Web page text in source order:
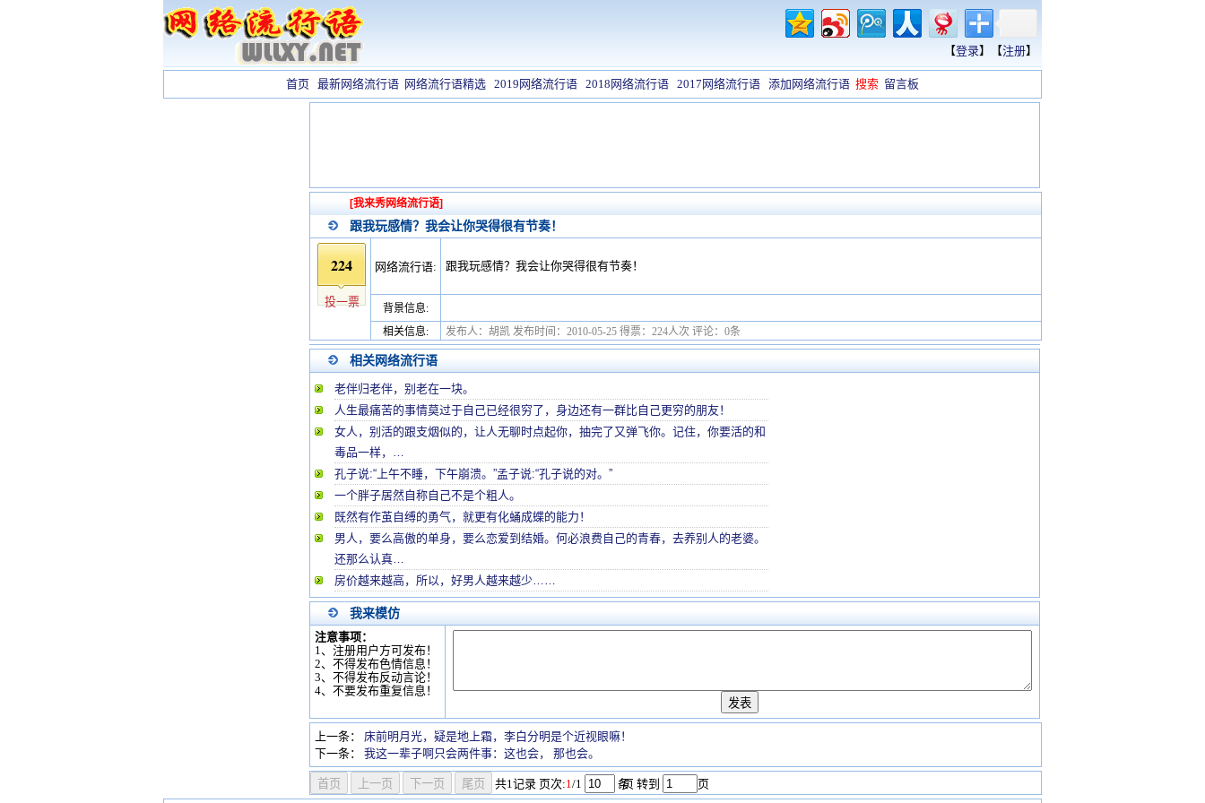
【登录】【注册】
首页 最新网络流行语 网络流行语精选 2019网络流行语 2018网络流行语 2017网络流行语 添加网络流行语 搜索 留言板
[我来秀网络流行语]
跟我玩感情？我会让你哭得很有节奏！
224
投一票
网络流行语: 跟我玩感情？我会让你哭得很有节奏！
背景信息:
相关信息:
发布人：胡凯 发布时间：2010-05-25 得票：224人次 评论：0条
相关网络流行语
老伴归老伴，别老在一块。
人生最痛苦的事情莫过于自己已经很穷了，身边还有一群比自己更穷的朋友！
女人，别活的跟支烟似的，让人无聊时点起你，抽完了又弹飞你。记住，你要活的和
毒品一样，…
孔子说:“上午不睡，下午崩溃。”孟子说:“孔子说的对。”
一个胖子居然自称自己不是个粗人。
既然有作茧自缚的勇气，就更有化蛹成蝶的能力！
男人，要么高傲的单身，要么恋爱到结婚。何必浪费自己的青春，去养别人的老婆。
还那么认真…
房价越来越高，所以，好男人越来越少……
我来模仿
注意事项：
1、注册用户方可发布！
2、不得发布色情信息！
3、不得发布反动言论！
4、不要发布重复信息！
上一条：
床前明月光，疑是地上霜，李白分明是个近视眼嘛！
下一条：
我这一辈子啊只会两件事：这也会， 那也会。
共1记录 页次:1/1 条
/页 转到 页